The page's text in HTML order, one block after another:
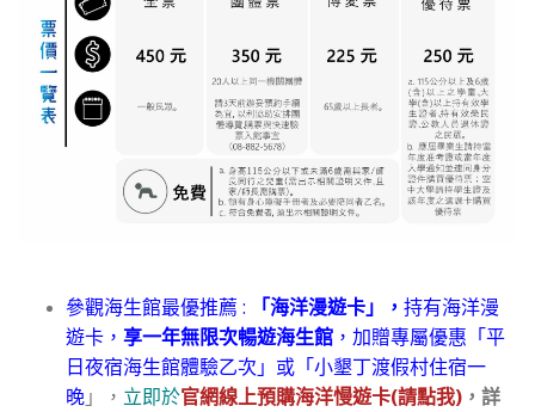
參觀海生館最優推薦 : 「海洋漫遊卡」， 持有海洋漫
遊卡， 享一年無限次暢遊海生館 ，加贈專屬優惠「平
日夜宿海生館體驗乙次」或「小墾丁渡假村住宿一
晚」， 立即於官網線上預購海洋慢遊卡(請點我) ，詳